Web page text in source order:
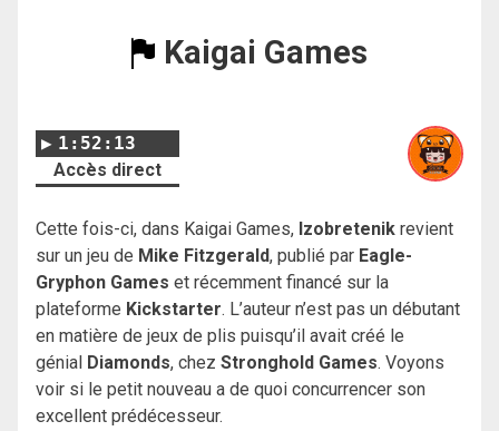
Kaigai Games
1:52:13
Accès direct
Cette fois-ci, dans Kaigai Games, Izobretenik revient
sur un jeu de Mike Fitzgerald, publié par Eagle-
Gryphon Games et récemment financé sur la
plateforme Kickstarter. L’auteur n’est pas un débutant
en matière de jeux de plis puisqu’il avait créé le
génial Diamonds, chez Stronghold Games. Voyons
voir si le petit nouveau a de quoi concurrencer son
excellent prédécesseur.